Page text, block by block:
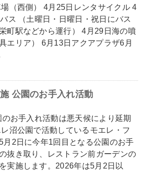
（西側） 4月25日レンタサイクル 4
ス （土曜日・日曜日・祝日にバス
町駅などから運行） 4月29日海の噴
エリア） 6月13日アクアプラザ6月
公園のお手入れ活動
お手入れ活動は悪天候により延期
沼公園で活動しているモエレ・フ
月2日に今年1回目となる公園のお手
抜き取り、レストラン前ガーデンの
実施します。2026年は5月2日以